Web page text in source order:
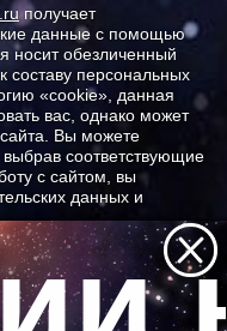
получает
данные с помощью
носит обезличенный
составу персональных
«cookie», данная
вас, однако может
Вы можете
выбрав соответствующие
с сайтом, вы
данных и